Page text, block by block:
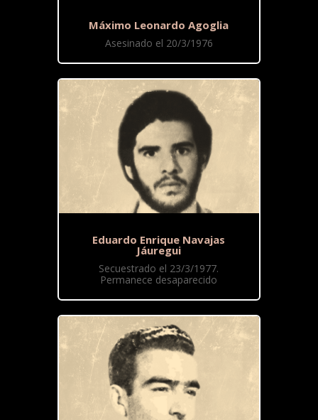
Máximo Leonardo Agoglia
Asesinado el 20/3/1976
Eduardo Enrique Navajas
Jáuregui
Secuestrado el 23/3/1977.
Permanece desaparecido